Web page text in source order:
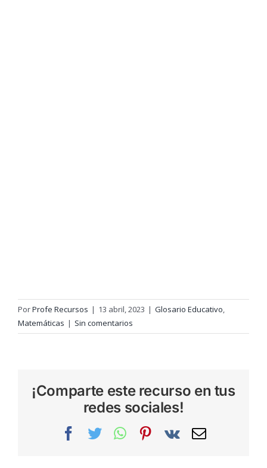
PorProfe Recursos | 13 abril, 2023 | Glosario Educativo,
Matemáticas | Sin comentarios
¡Comparte este recurso en tus
redes sociales!
Facebook
TwitterWhatsAppPinterest
Vk
Correo